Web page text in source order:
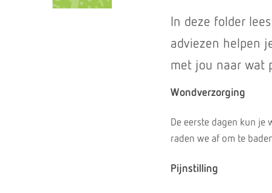
In deze folder
adviezen helpen
met jou naar wat
Wondverzorging
De eerste dagen kun je
raden we af om te
Pijnstilling